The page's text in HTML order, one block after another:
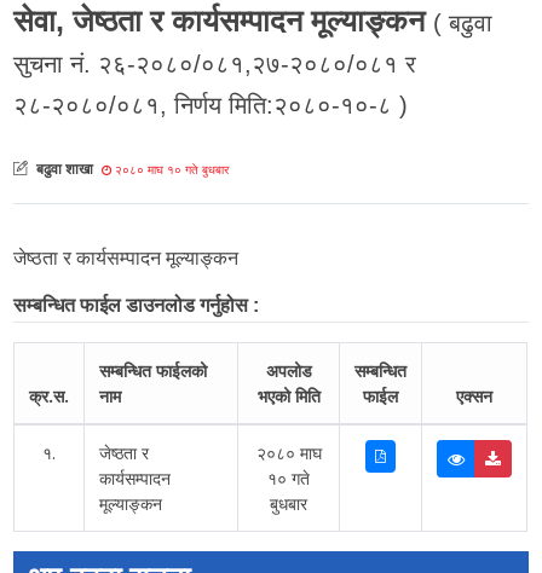
सेवा, जेष्ठता र कार्यसम्पादन मूल्याङ्कन ( बढुवा
सुचना नं. २६-२०८०/०८१,२७-२०८०/०८१ र
२८-२०८०/०८१, निर्णय मिति:२०८०-१०-८ )
बढुवा शाखा २०८० माघ १० गते बुधबार
जेष्ठता र कार्यसम्पादन मूल्याङ्कन
सम्बन्धित फाईल डाउनलोड गर्नुहोस :
क्र.स.
सम्बन्धित फाईलको
नाम
अपलोड
भएको मिति
सम्बन्धित
फाईल
एक्सन
१.
जेष्ठता र
कार्यसम्पादन
मूल्याङ्कन
२०८० माघ
१० गते
बुधबार